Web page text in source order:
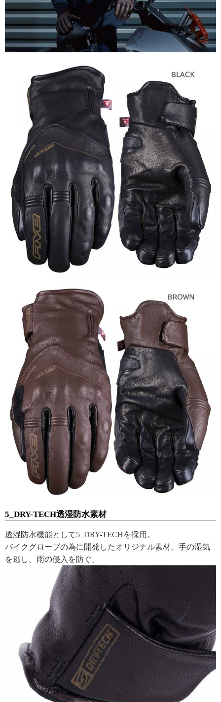
5_DRY-TECH透湿防水素材
透湿防水機能として5_DRY-TECHを採用。
バイクグローブの為に開発したオリジナル素材。手の湿気
を逃し、雨の侵入を防ぐ。